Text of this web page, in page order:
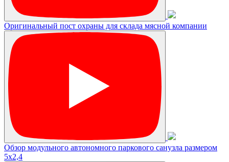
Оригинальный пост охраны для склада мясной компании
Обзор модульного автономного паркового санузла размером
5х2,4